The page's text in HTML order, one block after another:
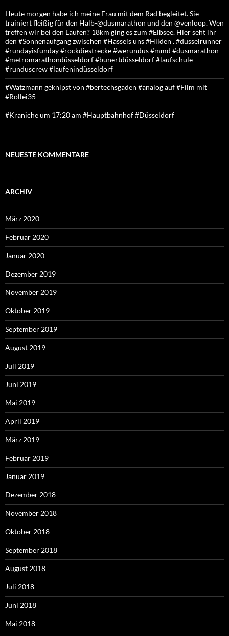
Heute morgen habe ich meine Frau mit dem Rad begleitet. Sie
trainiert fleißig für den Halb-@dusmarathon und den @venloop. Wen
treffen wir bei den Läufen? 18km ging es zum #Elbsee. Hier seht ihr
den #Sonnenaufgang zwischen #Hassels uns #Hilden . #düsselrunner
#rundayisfunday #rockdiestrecke #werundus #mmd #dusmarathon
#metromarathondüsseldorf #bunertdüsseldorf #laufschule
#runduscrew #laufenindüsseldorf
#Watzmann geknipst von #bertechsgaden #analog auf #Film mit
#Rollei35
#Kraniche um 17:20 am #Hauptbahnhof #Düsseldorf
NEUESTE KOMMENTARE
ARCHIV
März 2020
Februar 2020
Januar 2020
Dezember 2019
November 2019
Oktober 2019
September 2019
August 2019
Juli 2019
Juni 2019
Mai 2019
April 2019
März 2019
Februar 2019
Januar 2019
Dezember 2018
November 2018
Oktober 2018
September 2018
August 2018
Juli 2018
Juni 2018
Mai 2018